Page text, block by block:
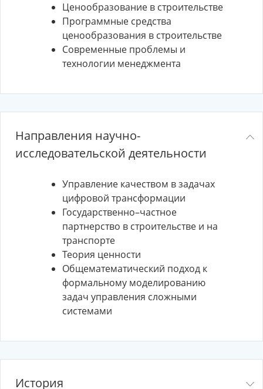
Ценообразование в строительстве
Программные средства
ценообразования в строительстве
Современные проблемы и
технологии менеджмента
Направления научно-
исследовательской деятельности
Управление качеством в задачах
цифровой трансформации
Государственно–частное
партнерство в строительстве и на
транспорте
Теория ценности
Общематематический подход к
формальному моделированию
задач управления сложными
системами
История